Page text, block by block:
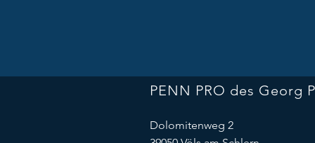
PENN PRO des Georg
Dolomitenweg 2